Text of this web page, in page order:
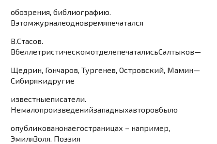
обозрения,библиографию.
Вэтомжурналеодновремяпечатался
В.Стасов.
ВбеллетристическомотделепечаталисьСалтыков—
Щедрин, Гончаров,Тургенев,Островский, Мамин—
Сибирякидругие
известныеписатели.
Немалопроизведенийзападныхавторовбыло
опубликованонаегостраницах – например,
ЭмиляЗоля. Поэзия